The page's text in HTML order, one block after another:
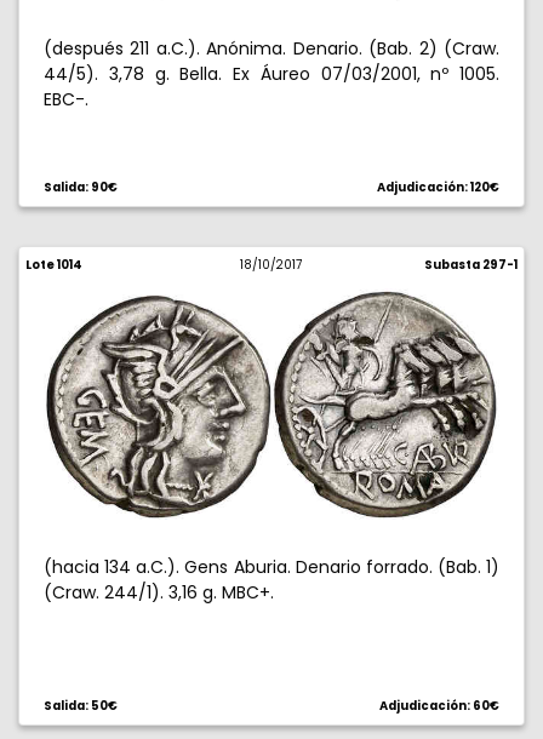
(después 211 a.C.). Anónima. Denario. (Bab. 2) (Craw.
44/5). 3,78 g. Bella. Ex Áureo 07/03/2001, nº 1005.
EBC-.
Salida: 90€ Adjudicación: 120€
Lote 1014 18/10/2017 Subasta 297-1
(hacia 134 a.C.). Gens Aburia. Denario forrado. (Bab. 1)
(Craw. 244/1). 3,16 g. MBC+.
Salida: 50€ Adjudicación: 60€